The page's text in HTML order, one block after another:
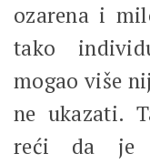
ozarena i
tako
mogao više
ne ukazati.
reći da je